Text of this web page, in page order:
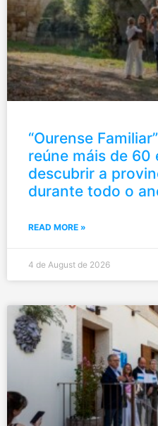
“Ourense
reúne máis de 60
descubrir a
durante todo o
READ MORE »
4 de August de 2026